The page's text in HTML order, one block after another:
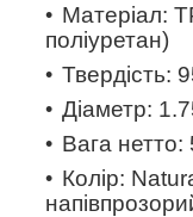
Матеріал:
поліуретан)
Твердість:
Діаметр:
Вага нетто:
Колір: